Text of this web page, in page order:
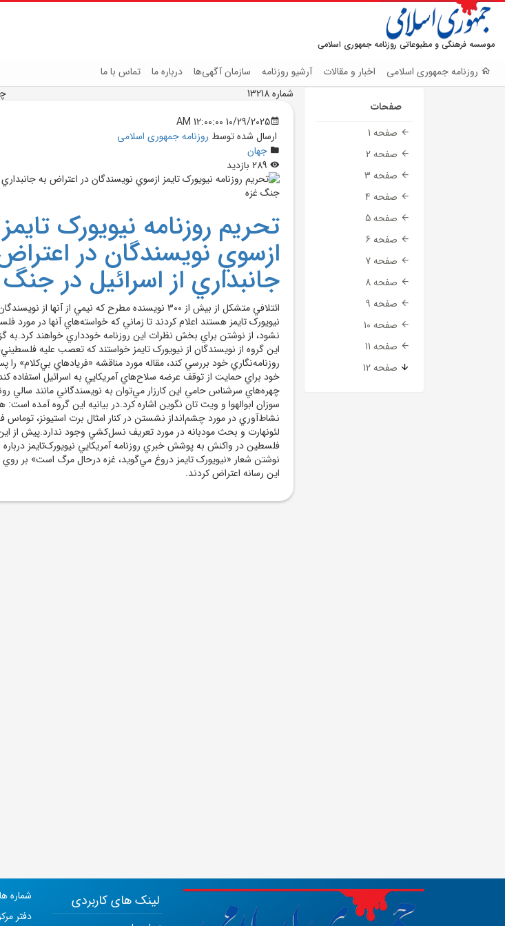
موسسه فرهنگی و مطبوعاتی روزنامه جمهوری اسلامی
روزنامه جمهوری اسلامی اخبار و مقالات آرشیو روزنامه سازمان آگهی‌ها درباره ما تماس با ما
صفحات
صفحه 1
صفحه 2
صفحه 3
صفحه 4
صفحه 5
صفحه 6
صفحه 7
صفحه 8
صفحه 9
صفحه 10
صفحه 11
صفحه 12
شماره 13218
10/29/2025 12:00:00 AM
ارسال شده توسط روزنامه جمهوری اسلامی
جهان
تحريم روزنامه نيويورک تايمز
ازسوي نويسندگان در
جانبداري از اسرائيل در
ائتلافي متشکل از بيش از 300 نويسنده مطرح که نيمي از آنها از
نيويورک تايمز هستند اعلام کردند تا زماني که خواسته‌هاي آنها در مورد
نشود، از نوشتن براي بخش نظرات اين روزنامه خودداري خواهند کرد.به
اين گروه از نويسندگان از نيويورک تايمز خواستند که تعصب عليه
روزنامه‌نگاري خود بررسي کند، مقاله مورد مناقشه «فريادهاي بي‌کلام» را
خود براي حمايت از توقف عرضه سلاح‌هاي آمريکايي به اسرائيل استفاده
چهره‌هاي سرشناس حامي اين کارزار مي‌توان به نويسندگاني مانند سالي
سوزان ابوالهوا و ويت تان نگوين اشاره کرد.در بيانيه اين گروه آمده است:
نشاط‌آوري در مورد چشم‌انداز نشستن در کنار امثال برت استيونز، توماس
لئونهارت و بحث مودبانه در مورد تعريف نسل‌کشي وجود ندارد.پيش از
فلسطين در واکنش به پوشش خبري روزنامه آمريکايي نيويورک‌تايمز درباره
نوشتن شعار «نيويورک تايمز دروغ مي‌گويد، غزه درحال مرگ است» بر روي
اين رسانه اعتراض کردند.
شماره
دفتر مرکزی:
لینک های کاربردی